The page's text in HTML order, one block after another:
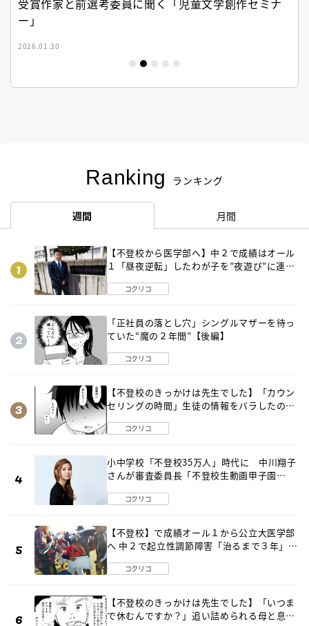
受賞作家と前選考委員に聞く「児童文学創作セミナ
ー」
2026.01.30
Ranking ランキング
週間 月間
【不登校から医学部へ】中２で成績はオール
１「昼夜逆転」したわが子を”夜遊び”に連れ
コクリコ
「正社員の落とし穴」シングルマザーを待っ
ていた“魔の２年間”【後編】
コクリコ
【不登校のきっかけは先生でした】「カウン
セリングの時間」生徒の情報をバラしたの
コクリコ
小中学校「不登校35万人」時代に 中川翔子
さんが審査委員長「不登校生動画甲子園
コクリコ
【不登校】で成績オール１から公立大医学部
へ 中２で起立性調節障害「治るまで３年」の
コクリコ
【不登校のきっかけは先生でした】「いつま
で休むんですか？」追い詰められる母と息子